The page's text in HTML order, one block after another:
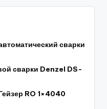
сварки
сварки Denzel DS-
RO 1×4040